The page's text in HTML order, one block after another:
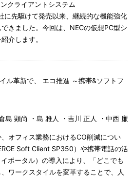
クライアントシステム
に先駆けて発売以来、継続的な機能強化
きました。今回は、NECの仮想PC型シ
介します。
ル革新で、 エコ推進 ～携帯&ソフトフ
島 顕尚 ・島 雅人 ・吉川 正人 ・中西 廉
オフィス業務におけるCO削減につい
Soft Client SP350）や携帯電話の活
ポータル）の導入により、「どこでも
ワークスタイルを変革することで、人